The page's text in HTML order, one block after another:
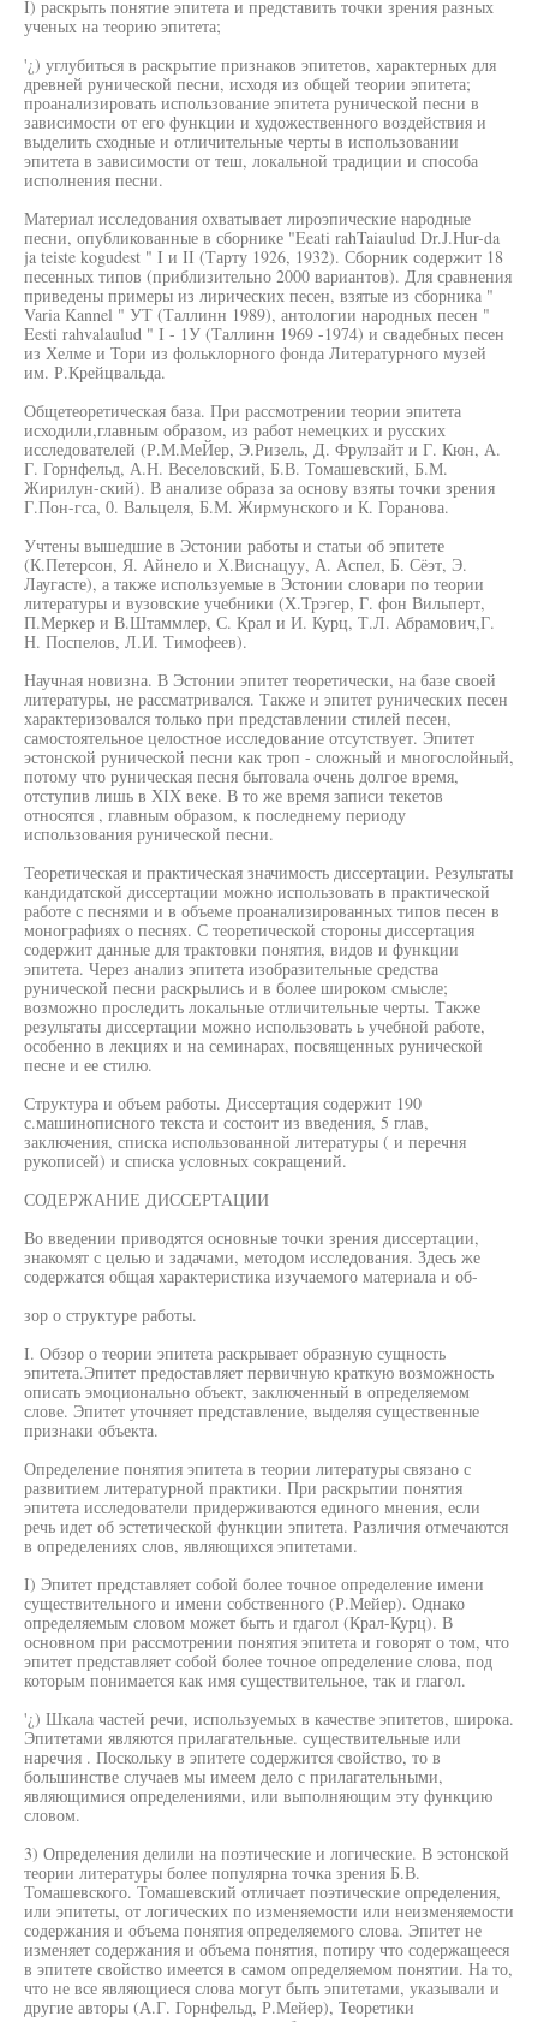
I) раскрыть понятие эпитета и представить точки зрения разных
ученых на теорию эпитета;
'¿) углубиться в раскрытие признаков эпитетов, характерных для
древней рунической песни, исходя из общей теории эпитета;
проанализировать использование эпитета рунической песни в
зависимости от его функции и художественного воздействия и
выделить сходные и отличительные черты в использовании
эпитета в зависимости от теш, локальной традиции и способа
исполнения песни.
Материал исследования охватывает лироэпические народные
песни, опубликованные в сборнике "Eeati rahTaiaulud Dr.J.Hur-da
ja teiste kogudest " I и II (Тарту 1926, 1932). Сборник содержит 18
песенных типов (приблизительно 2000 вариантов). Для сравнения
приведены примеры из лирических песен, взятые из сборника "
Varia Kannel " УТ (Таллинн 1989), антологии народных песен "
Eesti rahvalaulud " I - 1У (Таллинн 1969 -1974) и свадебных песен
из Хелме и Тори из фольклорного фонда Литературного музей
им. Р.Крейцвальда.
Общетеоретическая база. При рассмотрении теории эпитета
исходили,главным образом, из работ немецких и русских
исследователей (Р.М.МеЙер, Э.Ризель, Д. Фрулзайт и Г. Кюн, А.
Г. Горнфельд, А.Н. Веселовский, Б.В. Томашевский, Б.М.
Жирилун-ский). В анализе образа за основу взяты точки зрения
Г.Пон-гса, 0. Вальцеля, Б.М. Жирмунского и К. Горанова.
Учтены вышедшие в Эстонии работы и статьи об эпитете
(К.Петерсон, Я. Айнело и Х.Виснацуу, А. Аспел, Б. Сёэт, Э.
Лаугасте), а также используемые в Эстонии словари по теории
литературы и вузовские учебники (Х.Трэгер, Г. фон Вильперт,
П.Меркер и В.Штаммлер, С. Крал и И. Курц, Т.Л. Абрамович,Г.
Н. Поспелов, Л.И. Тимофеев).
Научная новизна. В Эстонии эпитет теоретически, на базе своей
литературы, не рассматривался. Также и эпитет рунических песен
характеризовался только при представлении стилей песен,
самостоятельное целостное исследование отсутствует. Эпитет
эстонской рунической песни как троп - сложный и многослойный,
потому что руническая песня бытовала очень долгое время,
отступив лишь в XIX веке. В то же время записи текетов
относятся , главным образом, к последнему периоду
использования рунической песни.
Теоретическая и практическая значимость диссертации. Результаты
кандидатской диссертации можно использовать в практической
работе с песнями и в объеме проанализированных типов песен в
монографиях о песнях. С теоретической стороны диссертация
содержит данные для трактовки понятия, видов и функции
эпитета. Через анализ эпитета изобразительные средства
рунической песни раскрылись и в более широком смысле;
возможно проследить локальные отличительные черты. Также
результаты диссертации можно использовать ь учебной работе,
особенно в лекциях и на семинарах, посвященных рунической
песне и ее стилю.
Структура и объем работы. Диссертация содержит 190
с.машинописного текста и состоит из введения, 5 глав,
заключения, списка использованной литературы ( и перечня
рукописей) и списка условных сокращений.
СОДЕРЖАНИЕ ДИССЕРТАЦИИ
Во введении приводятся основные точки зрения диссертации,
знакомят с целью и задачами, методом исследования. Здесь же
содержатся общая характеристика изучаемого материала и об-
зор о структуре работы.
I. Обзор о теории эпитета раскрывает образную сущность
эпитета.Эпитет предоставляет первичную краткую возможность
описать эмоционально объект, заключенный в определяемом
слове. Эпитет уточняет представление, выделяя существенные
признаки объекта.
Определение понятия эпитета в теории литературы связано с
развитием литературной практики. При раскрытии понятия
эпитета исследователи придерживаются единого мнения, если
речь идет об эстетической функции эпитета. Различия отмечаются
в определениях слов, являющихся эпитетами.
I) Эпитет представляет собой более точное определение имени
существительного и имени собственного (Р.Мейер). Однако
определяемым словом может быть и гдагол (Крал-Курц). В
основном при рассмотрении понятия эпитета и говорят о том, что
эпитет представляет собой более точное определение слова, под
которым понимается как имя существительное, так и глагол.
'¿) Шкала частей речи, используемых в качестве эпитетов, широка.
Эпитетами являются прилагательные. существительные или
наречия . Поскольку в эпитете содержится свойство, то в
большинстве случаев мы имеем дело с прилагательными,
являющимися определениями, или выполняющим эту функцию
словом.
3) Определения делили на поэтические и логические. В эстонской
теории литературы более популярна точка зрения Б.В.
Томашевского. Томашевский отличает поэтические определения,
или эпитеты, от логических по изменяемости или неизменяемости
содержания и объема понятия определяемого слова. Эпитет не
изменяет содержания и объема понятия, потиру что содержащееся
в эпитете свойство имеется в самом определяемом понятии. На то,
что не все являющиеся слова могут быть эпитетами, указывали и
другие авторы (А.Г. Горнфельд, Р.Мейер), Теоретики